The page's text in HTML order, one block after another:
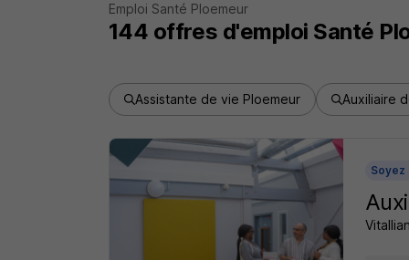
Emploi Santé Ploemeur
144 offres d'emploi Santé
Assistante de vie Ploemeur Auxiliaire
Soyez